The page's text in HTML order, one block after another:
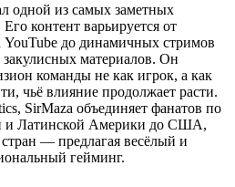
одной из самых заметных
контент варьируется от
YouTube до динамичных стримов
материалов. Он
команды не как игрок, а как
чьё влияние продолжает расти.
SirMaza объединяет фанатов по
и Латинской Америки до США,
— предлагая весёлый и
гейминг.